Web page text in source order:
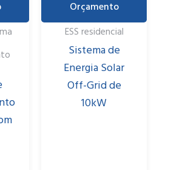
Orçamento
ESS residencial
Sistema de
Energia Solar
Off-Grid de
10kW